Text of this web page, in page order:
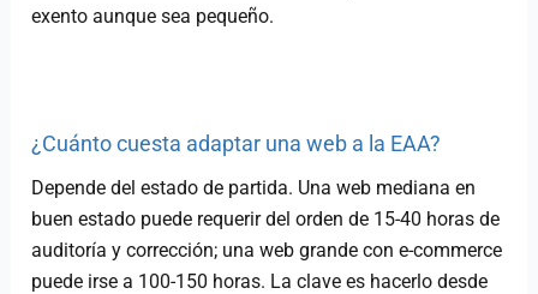
exento aunque sea pequeño.
¿Cuánto cuesta adaptar una web a la EAA?
Depende del estado de partida. Una web mediana en
buen estado puede requerir del orden de 15-40 horas de
auditoría y corrección; una web grande con e-commerce
puede irse a 100-150 horas. La clave es hacerlo desde